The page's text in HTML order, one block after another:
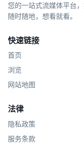
您的一站式流媒体平台
随时随地，想看就看。
快速链接
首页
浏览
网站地图
法律
隐私政策
服务条款